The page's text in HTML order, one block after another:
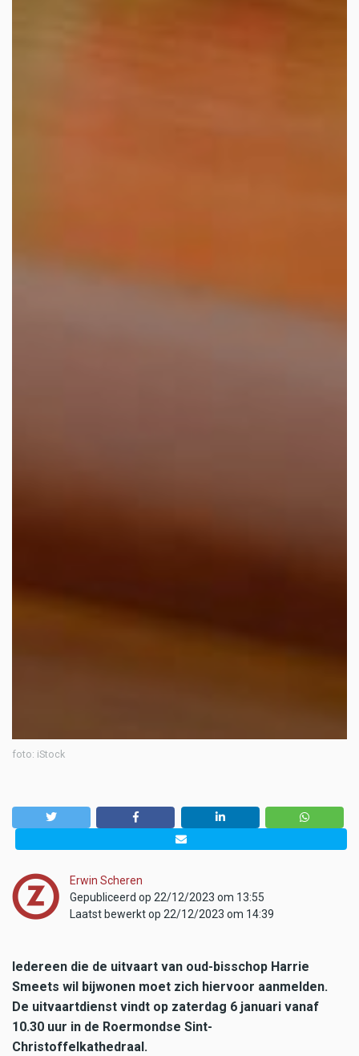
foto: iStock
Erwin Scheren
Gepubliceerd op 22/12/2023 om 13:55
Laatst bewerkt op 22/12/2023 om 14:39
Iedereen die de uitvaart van oud-bisschop Harrie
Smeets wil bijwonen moet zich hiervoor aanmelden.
De uitvaartdienst vindt op zaterdag 6 januari vanaf
10.30 uur in de Roermondse Sint-
Christoffelkathedraal.